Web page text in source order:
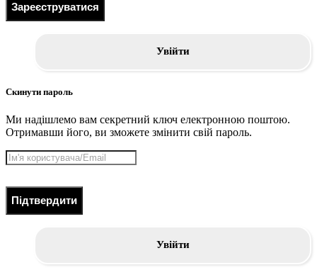
Зареєструватися
Увійти
Скинути пароль
Ми надішлемо вам секретний ключ електронною поштою.
Отримавши його, ви зможете змінити свій пароль.
Підтвердити
Увійти